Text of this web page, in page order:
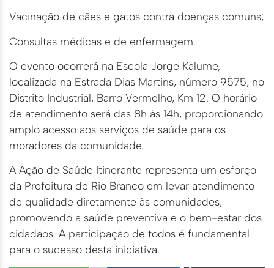
Vacinação de cães e gatos contra doenças comuns;
Consultas médicas e de enfermagem.
O evento ocorrerá na Escola Jorge Kalume,
localizada na Estrada Dias Martins, número 9575, no
Distrito Industrial, Barro Vermelho, Km 12. O horário
de atendimento será das 8h às 14h, proporcionando
amplo acesso aos serviços de saúde para os
moradores da comunidade.
A Ação de Saúde Itinerante representa um esforço
da Prefeitura de Rio Branco em levar atendimento
de qualidade diretamente às comunidades,
promovendo a saúde preventiva e o bem-estar dos
cidadãos. A participação de todos é fundamental
para o sucesso desta iniciativa.